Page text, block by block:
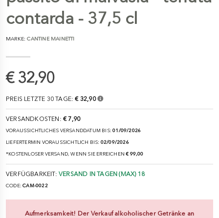
contarda - 37,5 cl
MARKE:CANTINE MAINETTI
€ 32,90
PREIS LETZTE 30 TAGE:€ 32,90
VERSANDKOSTEN: € 7,90
VORAUSSICHTLICHES VERSANDDATUM BIS:01/09/2026
LIEFERTERMIN VORAUSSICHTLICH BIS: 02/09/2026
*KOSTENLOSER VERSAND, WENN SIE ERREICHEN€ 99,00
VERFÜGBARKEIT: VERSAND IN TAGEN (MAX) 18
CODE:CAM-0022
Aufmerksamkeit! Der Verkauf alkoholischer Getränke an